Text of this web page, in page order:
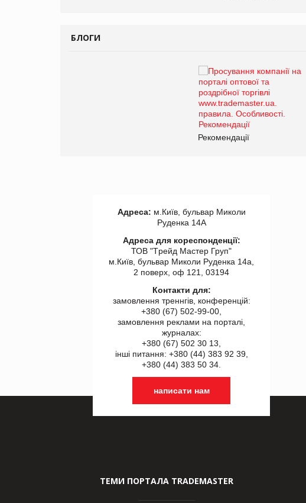
БЛОГИ
Рекомендації
Адреса: м.Київ, бульвар Миколи
Руденка 14А
Адреса для кореспонденції:
ТОВ "Tрейд Мастер Груп"
м.Київ, бульвар Миколи Руденка 14а,
2 поверх, оф 121, 03194
Контакти для:
замовлення треннгів, конференцій:
+380 (67) 502-99-00,
замовлення реклами на порталі,
журналах:
+380 (67) 502 30 13,
інші питання: +380 (44) 383 92 39,
+380 (44) 383 50 34.
написати нам
ТЕМИ ПОРТАЛА TRADEMASTER